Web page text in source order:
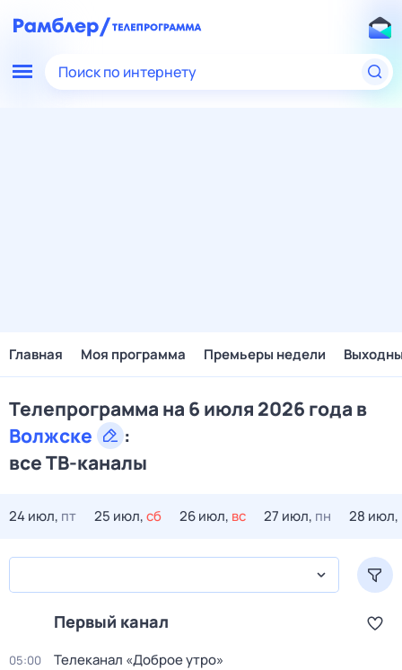
Поиск по интернету
Главная Моя программа Премьеры недели
Телепрограмма на 6 июля 2026 года в
Волжске
:
все ТВ-каналы
24 июл, пт 25 июл,сб 26 июл, вс 27 июл, пн 28 июл,
Первый канал
05:00 Телеканал «Доброе утро»